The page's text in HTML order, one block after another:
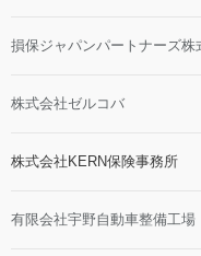
損保ジャパンパートナーズ株
株式会社ゼルコバ
株式会社KERN保険事務所
有限会社宇野自動車整備工場